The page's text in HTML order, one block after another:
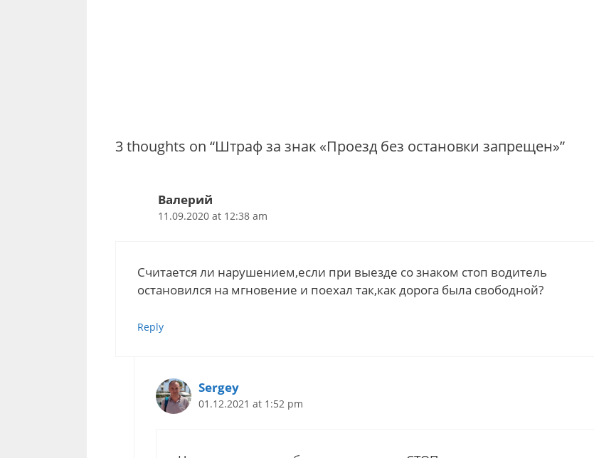
3 thoughts on “Штраф за знак «Проезд без остановки запрещен»”
Валерий
11.09.2020 at 12:38 am
Считается ли нарушением,если при выезде со знаком стоп водитель
остановился на мгновение и поехал так,как дорога была свободной?
Reply
Sergey
01.12.2021 at 1:52 pm